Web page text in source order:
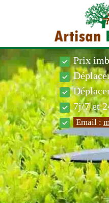
Prix
7j/7 et
Email :